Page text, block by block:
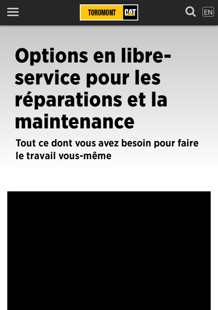
Menu EN
Options en libre-
service pour les
réparations et la
maintenance
Tout ce dont vous avez besoin pour faire
le travail vous-même